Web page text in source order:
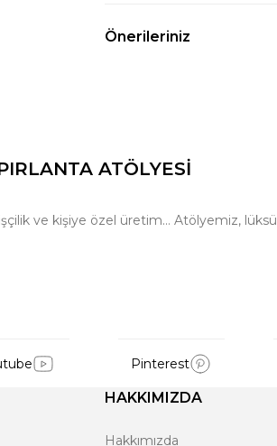
Önerileriniz
ATÖLYESİ
ve kişiye özel üretim… Atölyemiz,
Pinterest
HAKKIMIZDA
Hakkımızda